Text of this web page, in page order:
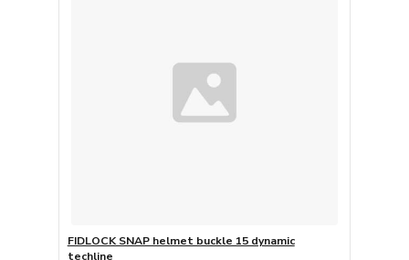
FIDLOCK SNAP helmet buckle 15 dynamic
techline